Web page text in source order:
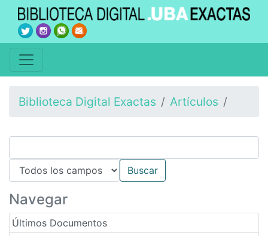
Biblioteca Digital Exactas Artículos
Navegar
Últimos Documentos